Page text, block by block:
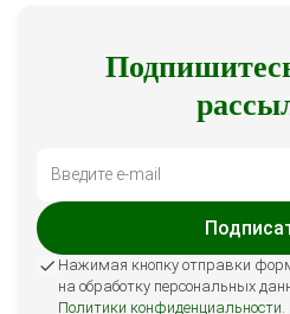
Нажимая кнопку отправки
на обработку персональных
Политики конфиденциальности.